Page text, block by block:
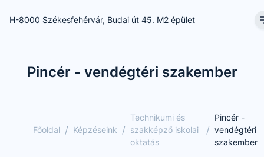
H-8000 Székesfehérvár, Budai út 45. M2 épület
Pincér - vendégtéri szakember
Főoldal / Képzéseink /
Technikumi és
szakképző iskolai
oktatás
/
Pincér -
vendégtéri
szakember